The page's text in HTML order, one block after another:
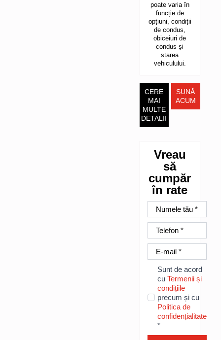
poate varia în
funcție de
opțiuni, condiții
de condus,
obiceiuri de
condus și
starea
vehiculului.
CERE
MAI
MULTE
DETALII
SUNĂ
ACUM
Vreau
să
cumpăr
în rate
Nume
Telefon
E-
mail
*
Sunt de acord
cu Termenii și
condițiile
precum și cu
Politica de
confidențialitate
*